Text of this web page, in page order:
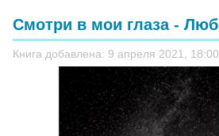
Смотри в мои глаза -
Книга добавлена: 9 апреля 2021, 18:00